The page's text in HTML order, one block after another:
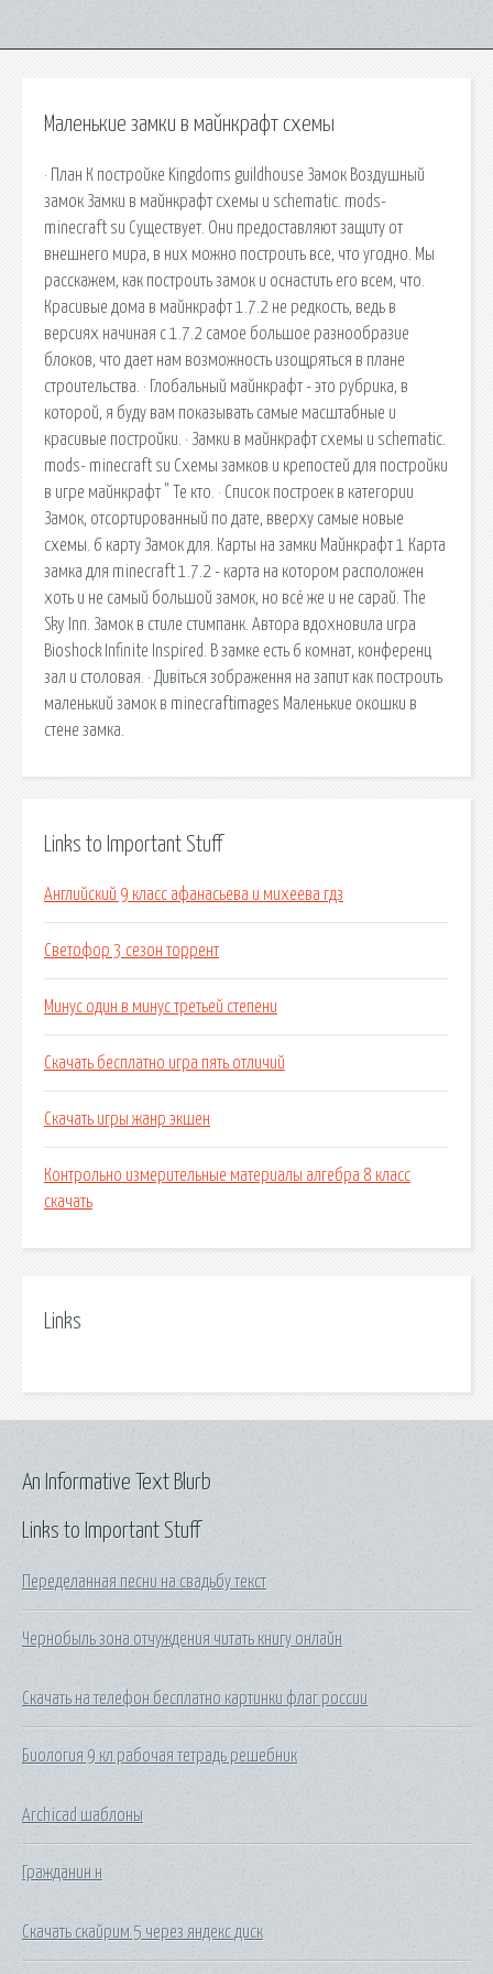
Маленькие замки в майнкрафт схемы
· План К постройке Kingdoms guildhouse Замок Воздушный
замок Замки в майнкрафт схемы и schematic. mods-
minecraft su Существует. Они предоставляют защиту от
внешнего мира, в них можно построить все, что угодно. Мы
расскажем, как построить замок и оснастить его всем, что.
Красивые дома в майнкрафт 1.7.2 не редкость, ведь в
версиях начиная с 1.7.2 самое большое разнообразие
блоков, что дает нам возможность изощряться в плане
строительства. · Глобальный майнкрафт - это рубрика, в
которой, я буду вам показывать самые масштабные и
красивые постройки. · Замки в майнкрафт схемы и schematic.
mods- minecraft su Схемы замков и крепостей для постройки
в игре майнкрафт " Те кто. · Список построек в категории
Замок, отсортированный по дате, вверху самые новые
схемы. 6 карту Замок для. Карты на замки Майнкрафт 1 Карта
замка для minecraft 1.7.2 - карта на котором расположен
хоть и не самый большой замок, но всё же и не сарай. The
Sky Inn. Замок в стиле стимпанк. Автора вдохновила игра
Bioshock Infinite Inspired. В замке есть 6 комнат, конференц
зал и столовая. · Дивіться зображення на запит как построить
маленький замок в minecraftimages Маленькие окошки в
стене замка.
Links to Important Stuff
Английский 9 класс афанасьева и михеева гдз
Светофор 3 сезон торрент
Минус один в минус третьей степени
Скачать бесплатно игра пять отличий
Скачать игры жанр экшен
Контрольно измерительные материалы алгебра 8 класс
скачать
Links
Links to Important Stuff
Переделанная песни на свадьбу текст
Чернобыль зона отчуждения читать книгу онлайн
Скачать на телефон бесплатно картинки флаг россии
Биология 9 кл рабочая тетрадь решебник
Archicad шаблоны
Гражданин н
Скачать скайрим 5 через яндекс диск
An Informative Text Blurb